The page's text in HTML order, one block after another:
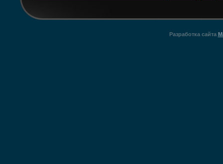
Разработка сайта